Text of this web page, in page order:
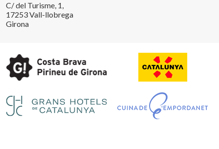
C/ del Turisme, 1,
17253 Vall-llobrega
Girona